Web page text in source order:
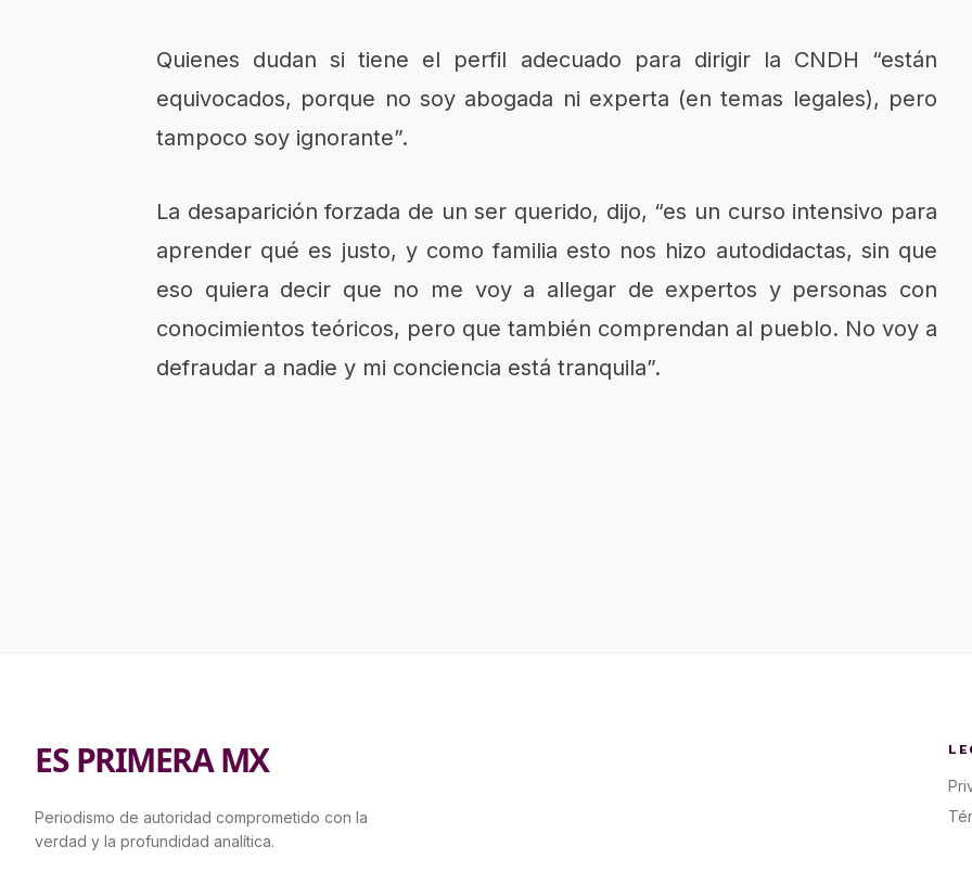
Quienes dudan si tiene el perfil adecuado para dirigir la CNDH “están
equivocados, porque no soy abogada ni experta (en temas legales), pero
tampoco soy ignorante”.
La desaparición forzada de un ser querido, dijo, “es un curso intensivo para
aprender qué es justo, y como familia esto nos hizo autodidactas, sin que
eso quiera decir que no me voy a allegar de expertos y personas con
conocimientos teóricos, pero que también comprendan al pueblo. No voy a
defraudar a nadie y mi conciencia está tranquila”.
ES PRIMERA MX
Periodismo de autoridad comprometido con la
verdad y la profundidad analítica.